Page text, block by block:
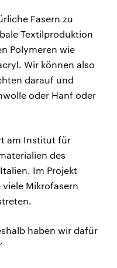
Fasern zu
Textilproduktion
Polymeren wie
Wir können also
darauf und
oder Hanf oder
am Institut für
des
Im Projekt
viele Mikrofasern
haben wir dafür